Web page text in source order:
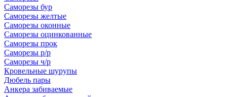
Саморезы бур
Саморезы желтые
Саморезы оконные
Саморезы оцинкованные
Саморезы прок
Саморезы р/р
Саморезы ч/р
Кровельные шурупы
Дюбель пары
Анкера забиваемые